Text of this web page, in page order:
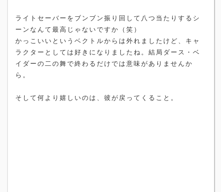
ライトセーバーをブンブン振り回して八つ当たりするシ
ーンなんて最高じゃないですか（笑）
かっこいいというベクトルからは外れましたけど、キャ
ラクターとしては好きになりましたね。結局ダース・ベ
イダーの二の舞で終わるだけでは意味がありませんか
ら。
そして何より嬉しいのは、彼が戻ってくること。